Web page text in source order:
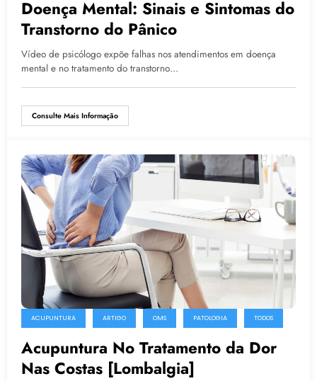
Doença Mental: Sinais e Sintomas do
Transtorno do Pânico
Vídeo de psicólogo expõe falhas nos atendimentos em doença
mental e no tratamento do transtorno…
Consulte Mais Informação
ACUPUNTURA ARTIGO OMS PATOLOGIA TODOS
Acupuntura No Tratamento da Dor
Nas Costas [Lombalgia]